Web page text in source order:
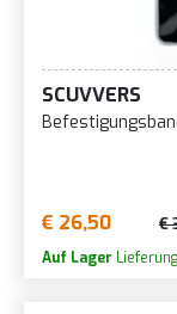
SCUVVERS
€ 26,50 €
Auf Lager